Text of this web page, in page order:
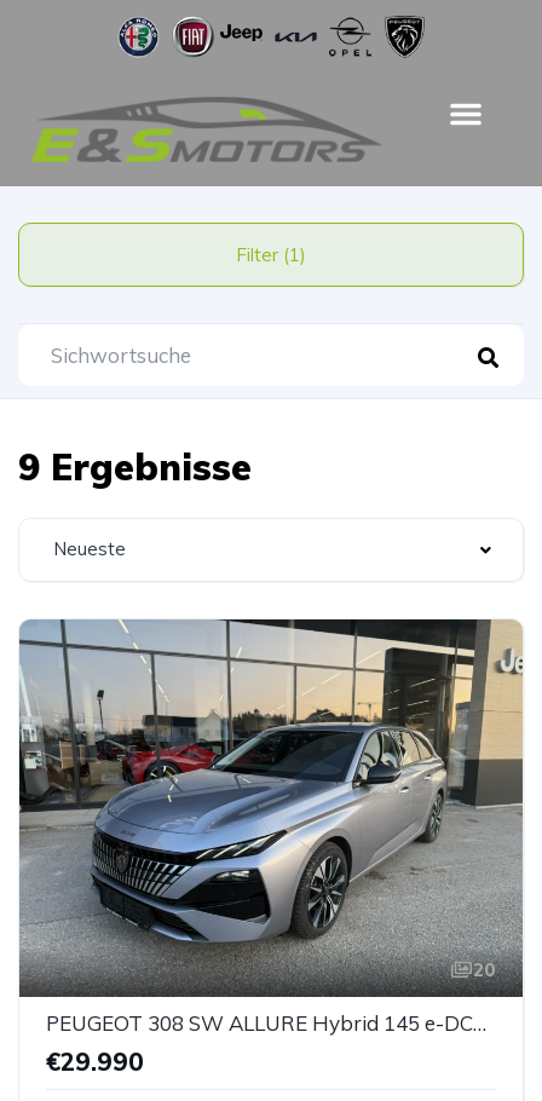
Filter (1)
9 Ergebnisse
Neueste
20
PEUGEOT 308 SW ALLURE Hybrid 145 e-DCS6
€29.990